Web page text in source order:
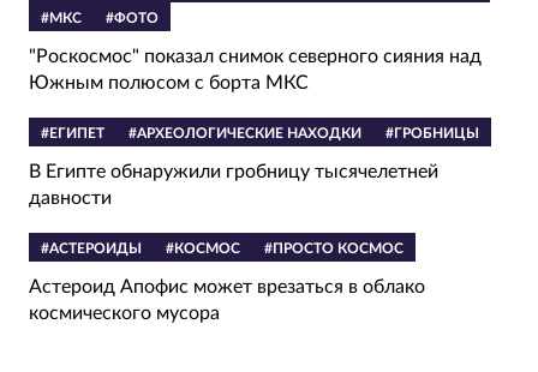
#МКС #ФОТО
"Роскосмос" показал снимок северного сияния над
Южным полюсом с борта МКС
#ЕГИПЕТ #АРХЕОЛОГИЧЕСКИЕ НАХОДКИ #ГРОБНИЦЫ
В Египте обнаружили гробницу тысячелетней
давности
#АСТЕРОИДЫ #КОСМОС #ПРОСТО КОСМОС
Астероид Апофис может врезаться в облако
космического мусора